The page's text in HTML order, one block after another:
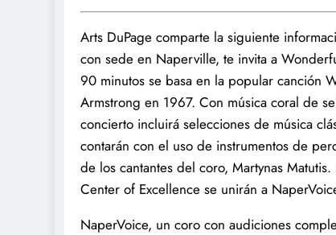
Arts DuPage comparte la siguiente
con sede en Naperville, te invita a
90 minutos se basa en la popular canción
Armstrong en 1967. Con música coral de
concierto incluirá selecciones de música
contarán con el uso de instrumentos de
de los cantantes del coro, Martynas
Center of Excellence se unirán a
NaperVoice, un coro con audiciones